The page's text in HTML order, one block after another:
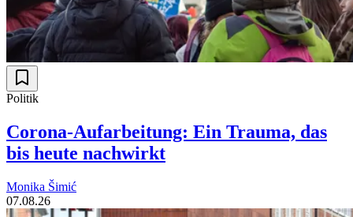
Politik
Corona-Aufarbeitung: Ein Trauma, das
bis heute nachwirkt
Monika Šimić
07.08.26